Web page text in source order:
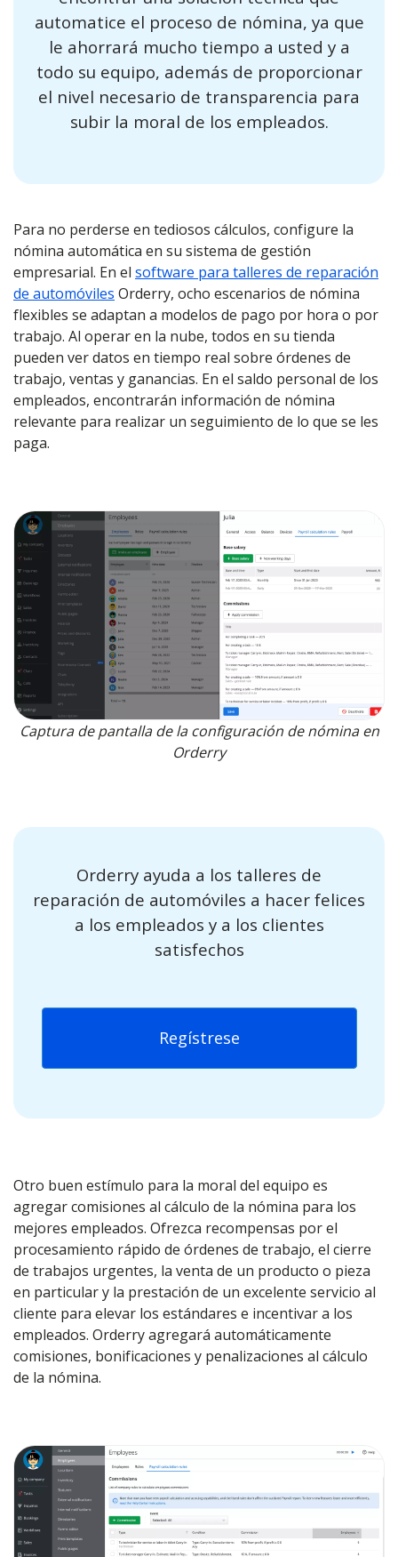
automatice el proceso de nómina, ya que
le ahorrará mucho tiempo a usted y a
todo su equipo, además de proporcionar
el nivel necesario de transparencia para
subir la moral de los empleados.
Para no perderse en tediosos cálculos, configure la
nómina automática en su sistema de gestión
empresarial. En el software para talleres de reparación
de automóviles Orderry, ocho escenarios de nómina
flexibles se adaptan a modelos de pago por hora o por
trabajo. Al operar en la nube, todos en su tienda
pueden ver datos en tiempo real sobre órdenes de
trabajo, ventas y ganancias. En el saldo personal de los
empleados, encontrarán información de nómina
relevante para realizar un seguimiento de lo que se les
paga.
Captura de pantalla de la configuración de nómina en
Orderry
Orderry ayuda a los talleres de
reparación de automóviles a hacer felices
a los empleados y a los clientes
satisfechos
Regístrese
Otro buen estímulo para la moral del equipo es
agregar comisiones al cálculo de la nómina para los
mejores empleados. Ofrezca recompensas por el
procesamiento rápido de órdenes de trabajo, el cierre
de trabajos urgentes, la venta de un producto o pieza
en particular y la prestación de un excelente servicio al
cliente para elevar los estándares e incentivar a los
empleados. Orderry agregará automáticamente
comisiones, bonificaciones y penalizaciones al cálculo
de la nómina.